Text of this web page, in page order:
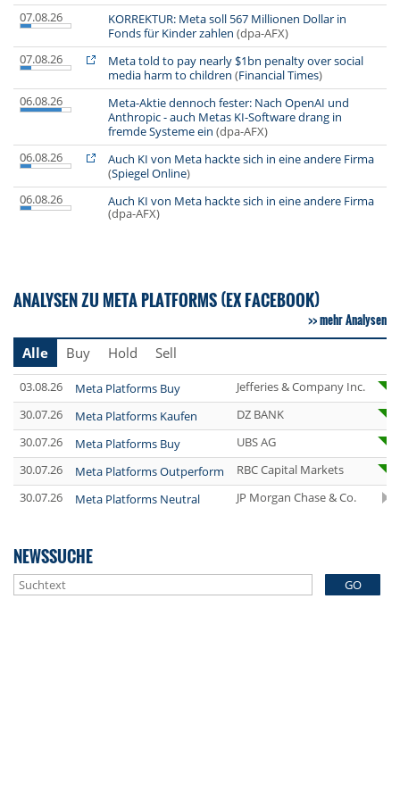
07.08.26
KORREKTUR: Meta soll 567 Millionen Dollar in
Fonds für Kinder zahlen (dpa-AFX)
07.08.26
Meta told to pay nearly $1bn penalty over social
media harm to children (Financial Times)
06.08.26
Meta-Aktie dennoch fester: Nach OpenAI und
Anthropic - auch Metas KI-Software drang in
fremde Systeme ein (dpa-AFX)
06.08.26
Auch KI von Meta hackte sich in eine andere Firma
(Spiegel Online)
06.08.26
Auch KI von Meta hackte sich in eine andere Firma
(dpa-AFX)
ANALYSEN ZU META PLATFORMS (EX FACEBOOK)
mehr Analysen
Alle
Buy Hold Sell
03.08.26 Meta Platforms Buy
Jefferies & Company Inc.
30.07.26
Meta Platforms Kaufen
DZ BANK
30.07.26
Meta Platforms Buy
UBS AG
30.07.26
Meta Platforms Outperform
RBC Capital Markets
30.07.26
Meta Platforms Neutral JP Morgan Chase & Co.
NEWSSUCHE
GO